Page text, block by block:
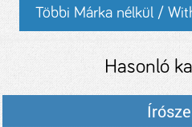
Többi Márka nélkül /
Hasonló